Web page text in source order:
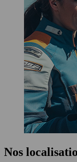
Nos